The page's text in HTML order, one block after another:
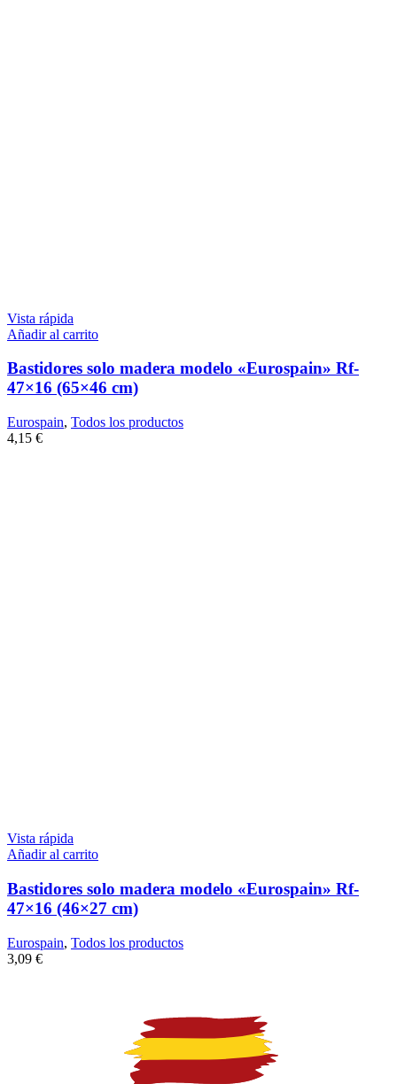
Vista rápida
Añadir al carrito
Bastidores solo madera modelo «Eurospain» Rf-
47×16 (65×46 cm)
Eurospain, Todos los productos
4,15 €
Vista rápida
Añadir al carrito
Bastidores solo madera modelo «Eurospain» Rf-
47×16 (46×27 cm)
Eurospain, Todos los productos
3,09 €